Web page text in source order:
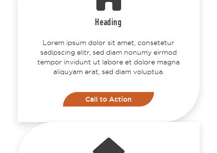
Heading
Lorem ipsum dolor sit amet, consetetur
sadipscing elitr, sed diam nonumy eirmod
tempor invidunt ut labore et dolore magna
aliquyam erat, sed diam voluptua.
Call to Action